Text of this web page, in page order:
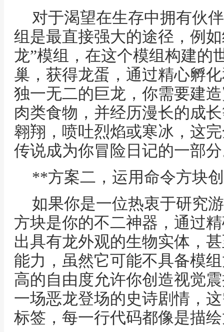
对于渴望在生存中拥有伙
组是最直接强大的途径，例
龙”模组，在这个模组构建的
巢，获得龙蛋，通过精心孵
独一无二的巨龙，你需要建
肉类食物，并经历漫长的成
翱翔，喷吐烈焰或寒冰，这
传说成为你冒险日记的一部
**方案二，运用命令方块
如果你是一位热衷于研究
方块是你的不二神器，通过
出具有龙外观的生物实体，
能力，虽然它可能不具备模
高的自由度允许你创造视觉
一场恶龙登场的史诗剧情，
标签，每一行代码都像是描